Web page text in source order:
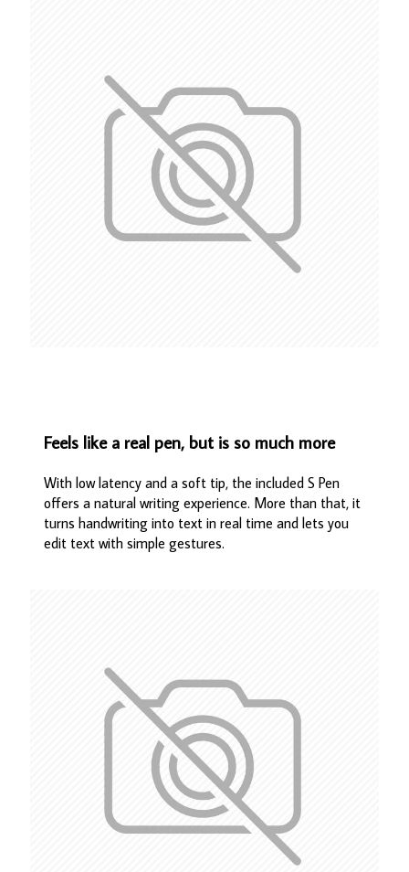
Feels like a real pen, but is so much more
With low latency and a soft tip, the included S Pen
offers a natural writing experience. More than that, it
turns handwriting into text in real time and lets you
edit text with simple gestures.